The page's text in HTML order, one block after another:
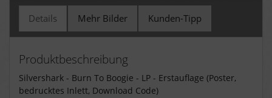
Details Mehr Bilder Kunden-Tipp
Produktbeschreibung
Silvershark - Burn To Boogie - LP - Erstauflage (Poster,
bedrucktes Inlett, Download Code)